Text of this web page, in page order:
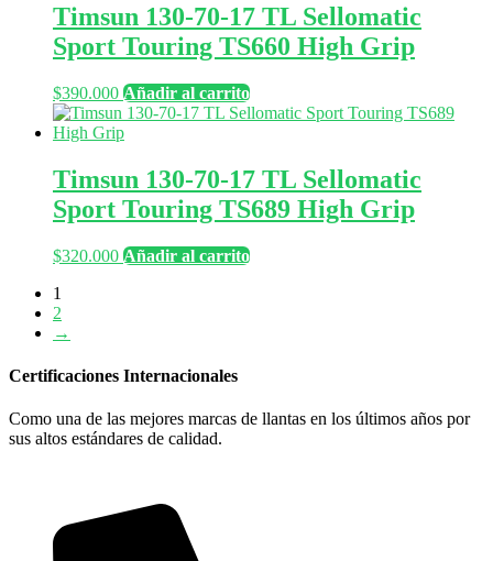
Timsun 130-70-17 TL Sellomatic
Sport Touring TS660 High Grip
$390.000 Añadir al carrito
Timsun 130-70-17 TL Sellomatic
Sport Touring TS689 High Grip
$320.000 Añadir al carrito
1
2
→
Certificaciones Internacionales
Como una de las mejores marcas de llantas en los últimos años por
sus altos estándares de calidad.